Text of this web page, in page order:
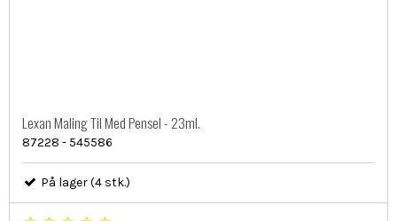
Lexan Maling Til Med Pensel - 23ml.
87228 - 545586
På lager (4 stk.)